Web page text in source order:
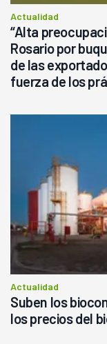
Actualidad
“Alta
Rosario por
de las
fuerza de los
Actualidad
Suben los
los precios del